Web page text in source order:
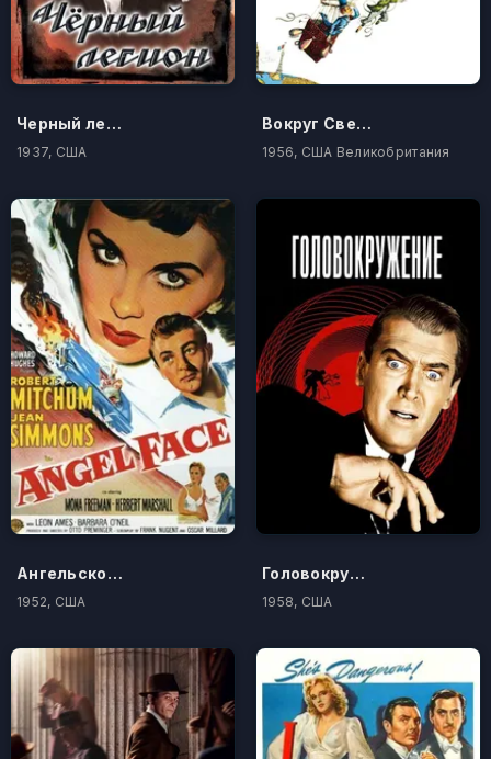
Черный легион
1937, США
Вокруг Света за 80 дней
1956, США Великобритания
Ангельское лицо
1952, США
Головокружение
1958, США